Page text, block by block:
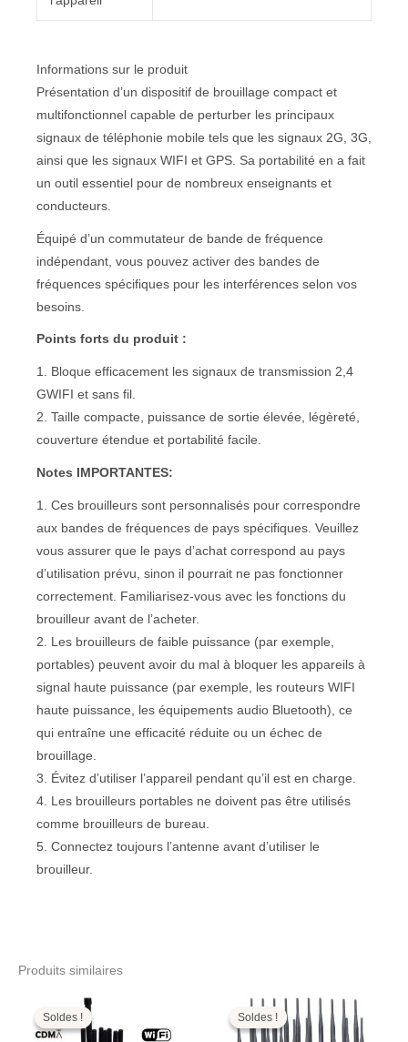
Informations sur le produit
Présentation d’un dispositif de brouillage compact et
multifonctionnel capable de perturber les principaux
signaux de téléphonie mobile tels que les signaux 2G, 3G,
ainsi que les signaux WIFI et GPS. Sa portabilité en a fait
un outil essentiel pour de nombreux enseignants et
conducteurs.
Équipé d’un commutateur de bande de fréquence
indépendant, vous pouvez activer des bandes de
fréquences spécifiques pour les interférences selon vos
besoins.
Points forts du produit :
1. Bloque efficacement les signaux de transmission 2,4
GWIFI et sans fil.
2. Taille compacte, puissance de sortie élevée, légèreté,
couverture étendue et portabilité facile.
Notes IMPORTANTES:
1. Ces brouilleurs sont personnalisés pour correspondre
aux bandes de fréquences de pays spécifiques. Veuillez
vous assurer que le pays d’achat correspond au pays
d’utilisation prévu, sinon il pourrait ne pas fonctionner
correctement. Familiarisez-vous avec les fonctions du
brouilleur avant de l’acheter.
2. Les brouilleurs de faible puissance (par exemple,
portables) peuvent avoir du mal à bloquer les appareils à
signal haute puissance (par exemple, les routeurs WIFI
haute puissance, les équipements audio Bluetooth), ce
qui entraîne une efficacité réduite ou un échec de
brouillage.
3. Évitez d’utiliser l’appareil pendant qu’il est en charge.
4. Les brouilleurs portables ne doivent pas être utilisés
comme brouilleurs de bureau.
5. Connectez toujours l’antenne avant d’utiliser le
brouilleur.
Produits similaires
Soldes !
Soldes !
initial
était :
599,00€.
est :
269,99€.
Soldes !
Soldes !
prix
initial
était :
1.299,00€.
prix
actuel
est :
699,99€.